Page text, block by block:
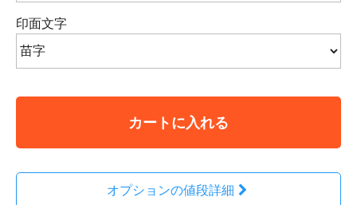
印面文字
カートに入れる
オプションの値段詳細